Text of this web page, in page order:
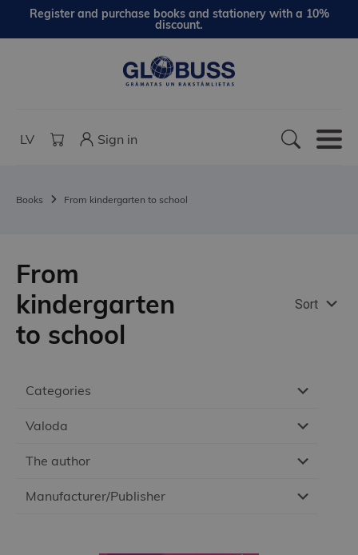
Register and purchase books and stationery with a 10%
discount.
LV Sign in
Books From kindergarten to school
Categories
Valoda
The author
Manufacturer/Publisher
From
kindergarten
to school
Sort